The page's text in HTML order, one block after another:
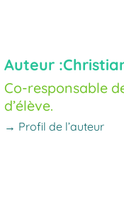
Auteur :
Co-responsable
d’élève.
→ Profil de l’auteur